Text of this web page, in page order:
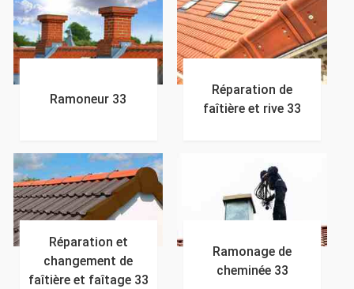
Ramoneur 33
Réparation de
faîtière et rive 33
Réparation et
changement de
faîtière et faîtage 33
Ramonage de
cheminée 33